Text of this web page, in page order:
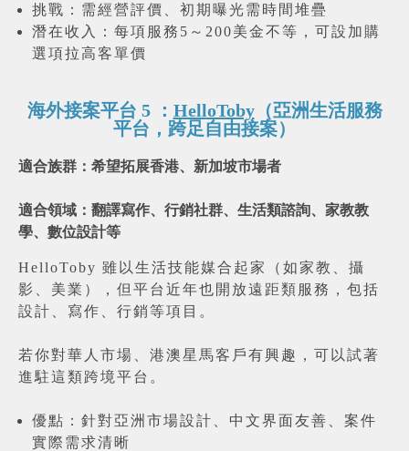
挑戰：需經營評價、初期曝光需時間堆疊
潛在收入：每項服務5～200美金不等，可設加購
選項拉高客單價
海外接案平台 5 ： HelloToby（亞洲生活服務
平台，跨足自由接案）
適合族群：希望拓展香港、新加坡市場者
適合領域：翻譯寫作、行銷社群、生活類諮詢、家教教
學、數位設計等
HelloToby 雖以生活技能媒合起家（如家教、攝
影、美業），但平台近年也開放遠距類服務，包括
設計、寫作、行銷等項目。
若你對華人市場、港澳星馬客戶有興趣，可以試著
進駐這類跨境平台。
優點：針對亞洲市場設計、中文界面友善、案件
實際需求清晰